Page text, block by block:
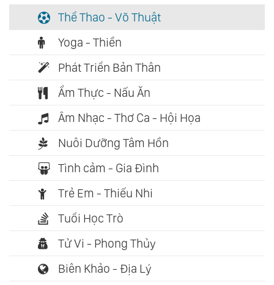
Thể Thao - Võ Thuật
Yoga - Thiền
Phát Triển Bản Thân
Ẩm Thực - Nấu Ăn
Âm Nhạc - Thơ Ca - Hội Họa
Nuôi Dưỡng Tâm Hồn
Tình cảm - Gia Đình
Trẻ Em - Thiếu Nhi
Tuổi Học Trò
Tử Vi - Phong Thủy
Biên Khảo - Địa Lý